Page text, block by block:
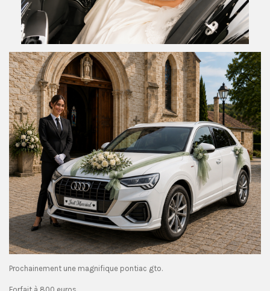
Prochainement une magnifique pontiac gto.
Forfait à 800 euros.